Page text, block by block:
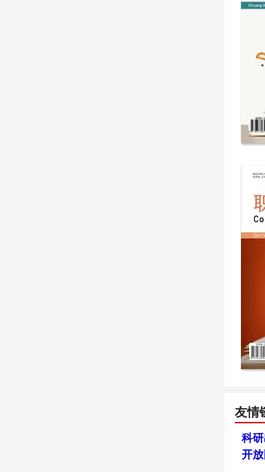
友情
科
开